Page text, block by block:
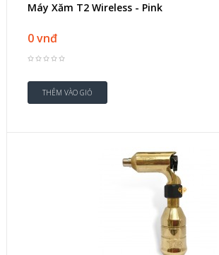
Máy Xăm T2 Wireless - Pink
0 vnđ